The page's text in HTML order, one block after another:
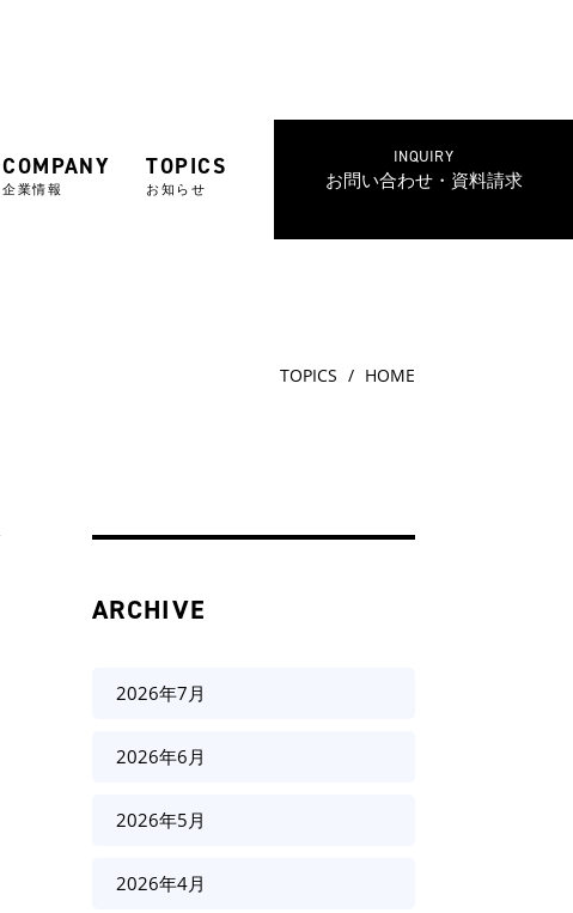
COMPANY
企業情報
TOPICS
お知らせ お問い合わせ・資料請求
TOPICS HOME
ARCHIVE
2026年7月
2026年6月
2026年5月
2026年4月